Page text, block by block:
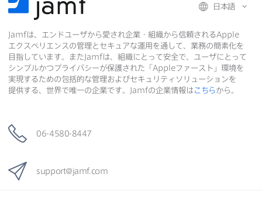
共
有
有
共
有
日本語
Jamfは、​エンドユーザから​愛され企業・組織から​信頼されるApple
エクスペリエンスの​管理と​セキュアな​運用を​通して、​業務の​簡素化を​
目指しています。​また Jamfは、​組織に​とって​安全で、​ユーザに​とって​
シンプルかつプライバシーが​保護された​「 Appleファースト」環境を​
実現する​ための​包括的な​管理および​セキュリティソリューションを​
提供する、​世界で​唯一の​企業です。
Jamfの​企業情報はこちらから。
06-4580-8447
support@jamf. com